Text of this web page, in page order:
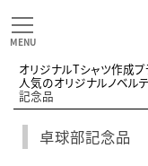
オリジナルTシャツ作成プ
人気のオリジナルノベル
記念品
卓球部記念品